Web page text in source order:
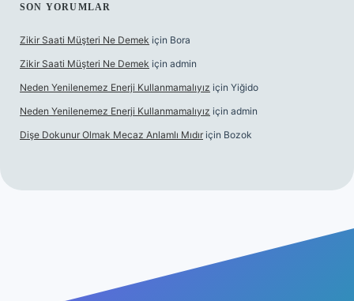
SON YORUMLAR
Zikir Saati Müşteri Ne Demek için Bora
Zikir Saati Müşteri Ne Demek için admin
Neden Yenilenemez Enerji Kullanmamalıyız için Yiğido
Neden Yenilenemez Enerji Kullanmamalıyız için admin
Dişe Dokunur Olmak Mecaz Anlamlı Mıdır için Bozok